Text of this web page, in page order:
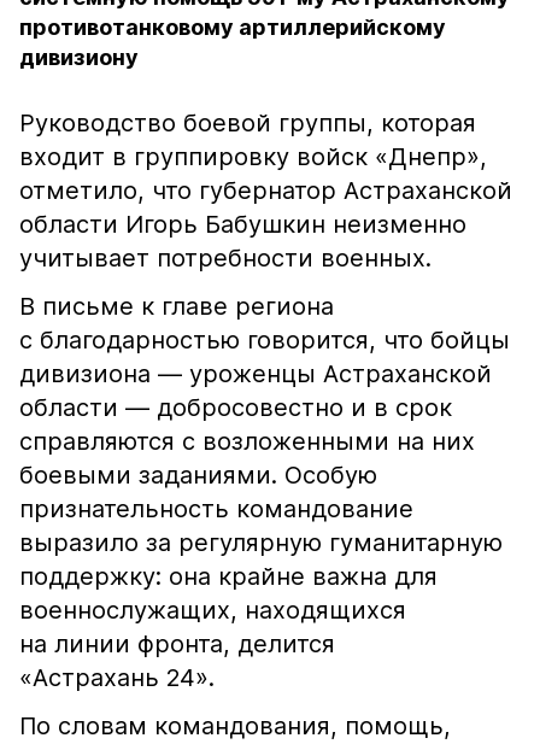
противотанковому артиллерийскому
дивизиону
Руководство боевой группы, которая
входит в группировку войск «Днепр»,
отметило, что губернатор Астраханской
области Игорь Бабушкин неизменно
учитывает потребности военных.
В письме к главе региона
с благодарностью говорится, что бойцы
дивизиона — уроженцы Астраханской
области — добросовестно и в срок
справляются с возложенными на них
боевыми заданиями. Особую
признательность командование
выразило за регулярную гуманитарную
поддержку: она крайне важна для
военнослужащих, находящихся
на линии фронта, делится
«Астрахань 24».
По словам командования, помощь,